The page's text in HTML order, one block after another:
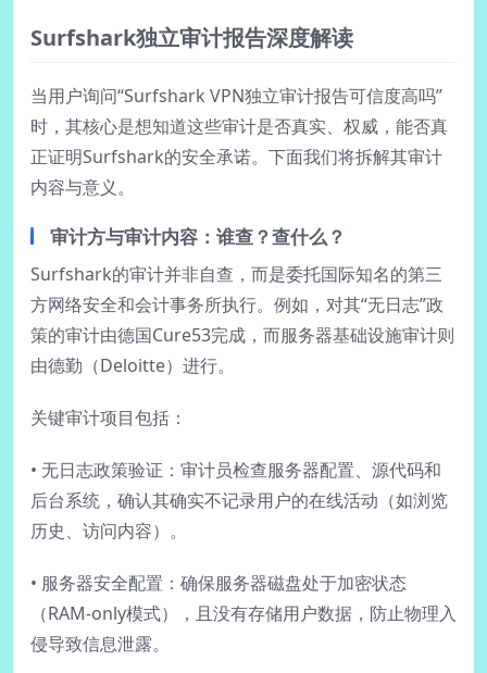
Surfshark独立审计报告深度解读
当用户询问“Surfshark VPN独立审计报告可信度高吗”
时，其核心是想知道这些审计是否真实、权威，能否真
正证明Surfshark的安全承诺。下面我们将拆解其审计
内容与意义。
审计方与审计内容：谁查？查什么？
Surfshark的审计并非自查，而是委托国际知名的第三
方网络安全和会计事务所执行。例如，对其“无日志”政
策的审计由德国Cure53完成，而服务器基础设施审计则
由德勤（Deloitte）进行。
关键审计项目包括：
• 无日志政策验证：审计员检查服务器配置、源代码和
后台系统，确认其确实不记录用户的在线活动（如浏览
历史、访问内容）。
• 服务器安全配置：确保服务器磁盘处于加密状态
（RAM-only模式），且没有存储用户数据，防止物理入
侵导致信息泄露。